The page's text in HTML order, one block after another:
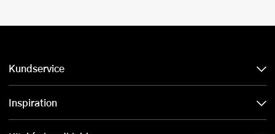
Kundservice
Inspiration